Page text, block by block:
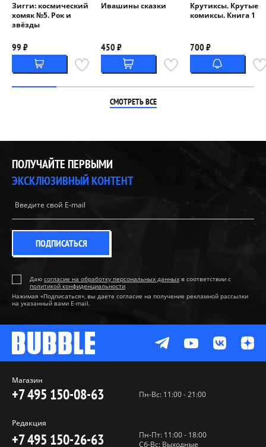
Зигги: космический
хомяк №5. Рок и
звёзды
99 ₽
Ивашины сказки
450 ₽
Крутиксы. Крутые
комиксы. Книга 1
700 ₽
СМОТРЕТЬ ВСЕ
ПОЛУЧАЙТЕ ПЕРВЫМИ
ЭКСКЛЮЗИВНЫЙ КОНТЕНТ
ПОДПИСАТЬСЯ
Даю согласие на обработку персональных данных в соответствии с
политикой конфиденциальности
Нажимая «Подписаться», вы даете согласие на получение рекламной рассылки
на указанный вами E-mail.
Магазин
+7 495 150-08-63 Пн-Вс: 11:00 - 21:00
Редакция
+7 495 150-26-63
Пн-Пт: 11:00 - 18:00
Сб-Вс: Выходные